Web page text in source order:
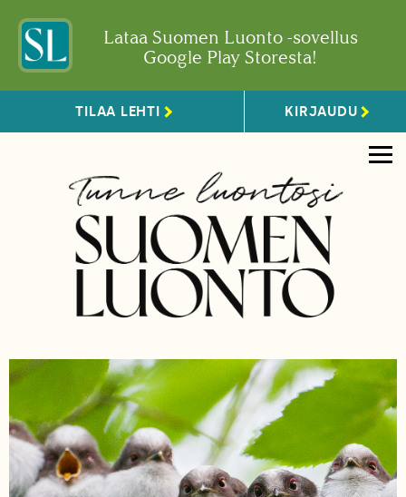
Lataa Suomen Luonto -sovellus
Google Play Storesta!
TILAA LEHTI KIRJAUDU